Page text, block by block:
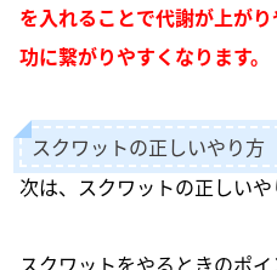
を入れることで代謝が上が
功に繋がりやすくなります。
スクワットの正しいやり方
次は、スクワットの正しいや
スクワットをやるときのポイ